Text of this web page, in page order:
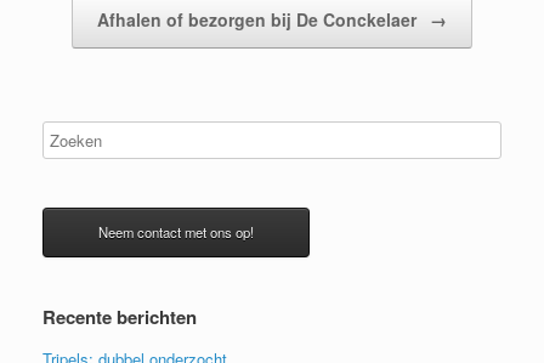
Afhalen of bezorgen bij De Conckelaer →
Neem contact met ons op!
Recente berichten